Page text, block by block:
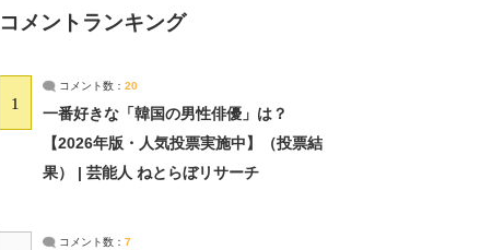
コメントランキング
1
コメント数： 20
一番好きな「韓国の男性俳優」は？
【2026年版・人気投票実施中】（投票結
果） | 芸能人 ねとらぼリサーチ
コメント数： 7